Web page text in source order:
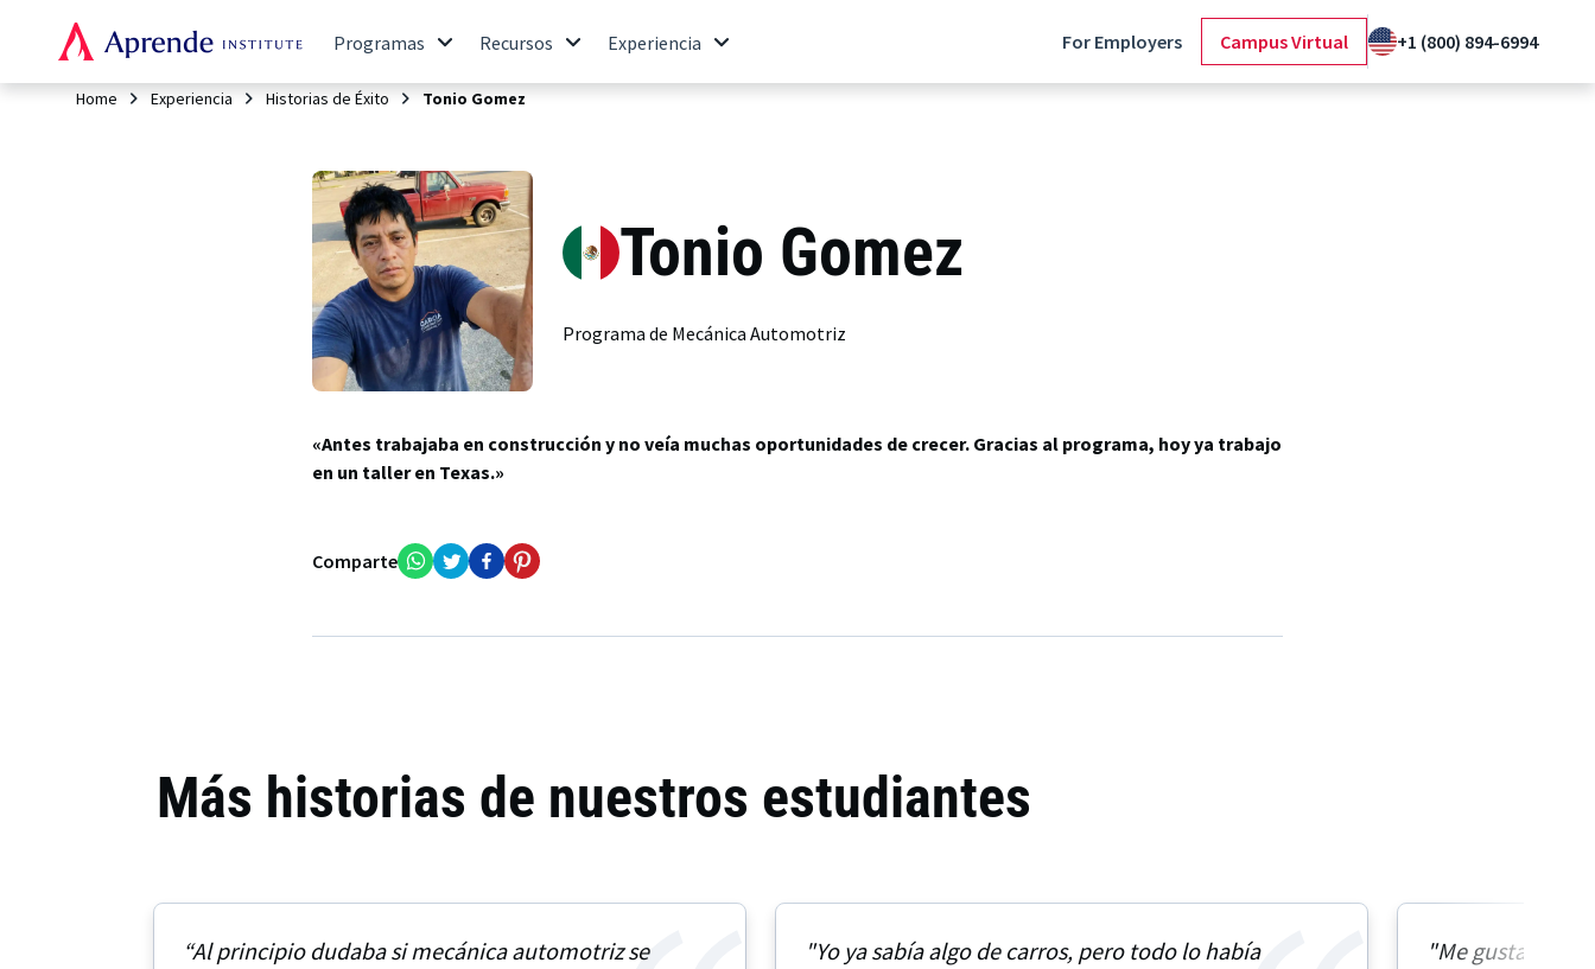
Programas Recursos Experiencia For Employers Campus Virtual +1 (800) 894-6994
Home Experiencia Historias de Éxito Tonio Gomez
Tonio Gomez
Programa de Mecánica Automotriz
«Antes trabajaba en construcción y no veía muchas oportunidades de crecer. Gracias al programa, hoy ya trabajo
en un taller en Texas.»
Comparte
Más historias de nuestros estudiantes
“Al principio dudaba si mecánica automotriz se
"Yo ya sabía algo de carros, pero todo lo había
"Me gusta